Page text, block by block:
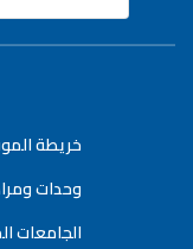
خريطة
وحدات
الجامعات